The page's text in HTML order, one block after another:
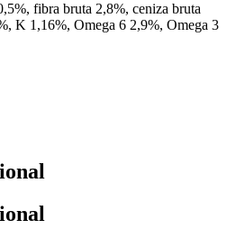
fibra bruta 2,8%, ceniza bruta
K 1,16%, Omega 6 2,9%, Omega 3